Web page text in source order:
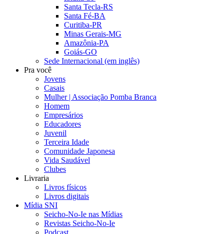
Santa Tecla-RS
Santa Fé-BA
Curitiba-PR
Minas Gerais-MG
Amazônia-PA
Goiás-GO
Sede Internacional (em inglês)
Pra você
Jovens
Casais
Mulher | Associação Pomba Branca
Homem
Empresários
Educadores
Juvenil
Terceira Idade
Comunidade Japonesa
Vida Saudável
Clubes
Livraria
Livros físicos
Livros digitais
Mídia SNI
Seicho-No-Ie nas Mídias
Revistas Seicho-No-Ie